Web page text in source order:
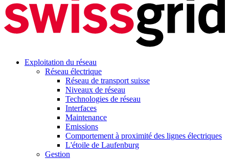
Exploitation du réseau
Réseau électrique
Réseau de transport suisse
Niveaux de réseau
Technologies de réseau
Interfaces
Maintenance
Emissions
Comportement à proximité des lignes électriques
L'étoile de Laufenburg
Gestion